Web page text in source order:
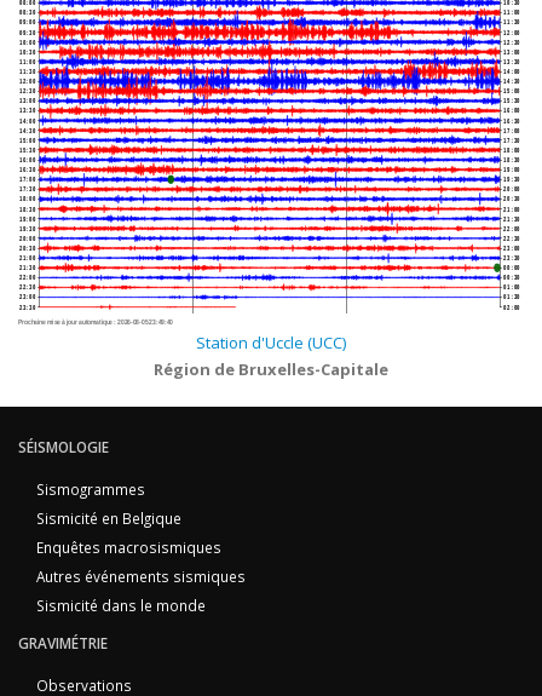
08:00
08:30
09:00
09:30
10:00
10:30
11:00
11:30
12:00
12:30
13:00
13:30
14:00
14:30
15:00
15:30
16:00
16:30
17:00
17:30
18:00
18:30
19:00
19:30
20:00
20:30
21:00
21:30
22:00
22:30
23:00
23:30
10:30
11:00
11:30
12:00
12:30
13:00
13:30
14:00
14:30
15:00
15:30
16:00
16:30
17:00
17:30
18:00
18:30
19:00
19:30
20:00
20:30
21:00
21:30
22:00
22:30
23:00
23:30
00:00
00:30
01:00
01:30
02:00
Prochaine mise à jour automatique :2026-08-05 23:49:40
Station d'Uccle (UCC)
Région de Bruxelles-Capitale
SÉISMOLOGIE
Sismogrammes
Sismicité en Belgique
Enquêtes macrosismiques
Autres événements sismiques
Sismicité dans le monde
GRAVIMÉTRIE
Observations